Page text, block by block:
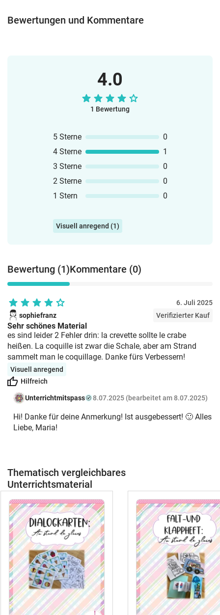
Bewertungen und Kommentare
4.0
1 Bewertung
5 Sterne
0
4 Sterne
1
3 Sterne
0
2 Sterne
0
1 Stern
0
Visuell anregend (1)
Bewertung (1)Kommentare (0)
6. Juli 2025
sophiefranz
Verifizierter Kauf
Sehr schönes Material
es sind leider 2 Fehler drin: la crevette sollte le crabe
heißen. La coquille ist zwar die Schale, aber am Strand
sammelt man le coquillage. Danke fürs Verbessern!
Visuell anregend
Hilfreich
Unterrichtmitspass 8.07.2025 (bearbeitet am 8.07.2025)
Hi! Danke für deine Anmerkung! Ist ausgebessert! 🙂 Alles
Liebe, Maria!
Thematisch vergleichbares
Unterrichtsmaterial